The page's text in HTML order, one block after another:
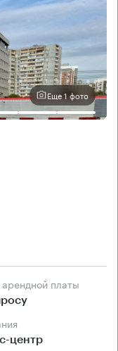
Еще 1 фото
арендной платы
центр